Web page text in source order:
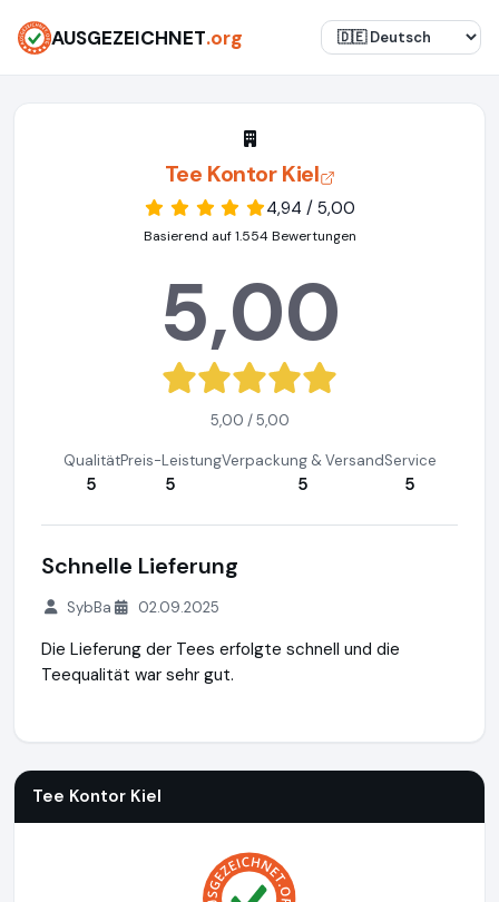
AUSGEZEICHNET.org
Tee Kontor Kiel
4,94 / 5,00
Basierend auf 1.554 Bewertungen
5,00
5,00 / 5,00
Qualität
5
Preis-Leistung
5
Verpackung & Versand
5
Service
5
Schnelle Lieferung
SybBa 02.09.2025
Die Lieferung der Tees erfolgte schnell und die
Teequalität war sehr gut.
Tee Kontor Kiel